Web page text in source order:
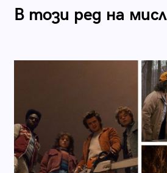
В този ред на